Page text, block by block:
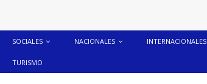
SOCIALES NACIONALES INTERNACIONALES
TURISMO